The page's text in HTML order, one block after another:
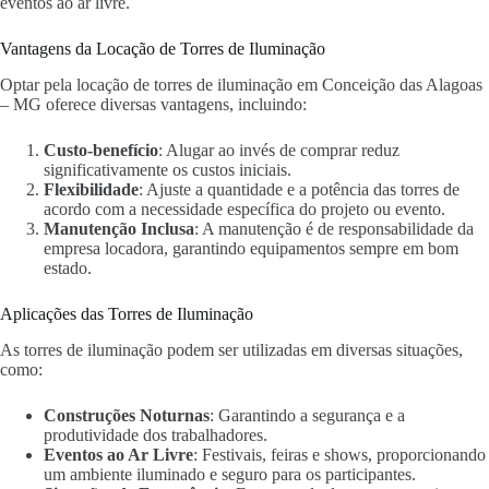
Vantagens da Locação de Torres de Iluminação
Optar pela locação de torres de iluminação em Conceição das Alagoas
– MG oferece diversas vantagens, incluindo:
Custo-benefício: Alugar ao invés de comprar reduz
significativamente os custos iniciais.
Flexibilidade: Ajuste a quantidade e a potência das torres de
acordo com a necessidade específica do projeto ou evento.
Manutenção Inclusa: A manutenção é de responsabilidade da
empresa locadora, garantindo equipamentos sempre em bom
estado.
Aplicações das Torres de Iluminação
As torres de iluminação podem ser utilizadas em diversas situações,
como:
Construções Noturnas: Garantindo a segurança e a
produtividade dos trabalhadores.
Eventos ao Ar Livre: Festivais, feiras e shows, proporcionando
um ambiente iluminado e seguro para os participantes.